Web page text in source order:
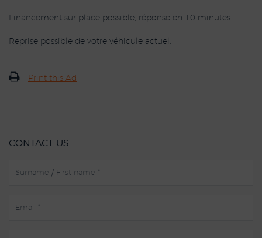
Financement sur place possible, réponse en 10 minutes.
Reprise possible de votre véhicule actuel.
Print this Ad
CONTACT US